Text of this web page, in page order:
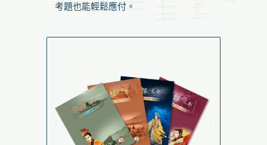
考題也能輕鬆應付。